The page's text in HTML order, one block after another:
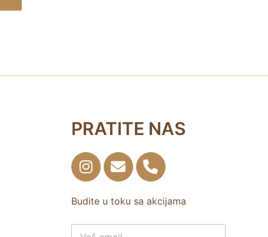
PRATITE NAS
Budite u toku sa akcijama
E